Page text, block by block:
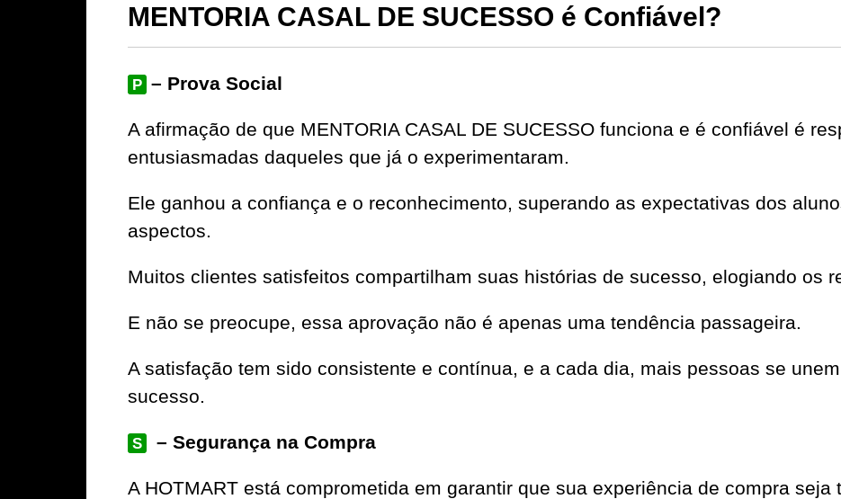
MENTORIA CASAL DE SUCESSO é Confiável?
P – Prova Social
A afirmação de que MENTORIA CASAL DE SUCESSO funciona e é confiável é
entusiasmadas daqueles que já o experimentaram.
Ele ganhou a confiança e o reconhecimento, superando as expectativas dos
aspectos.
Muitos clientes satisfeitos compartilham suas histórias de sucesso, elogiando os
E não se preocupe, essa aprovação não é apenas uma tendência passageira.
A satisfação tem sido consistente e contínua, e a cada dia, mais pessoas se
sucesso.
S – Segurança na Compra
A HOTMART está comprometida em garantir que sua experiência de compra seja